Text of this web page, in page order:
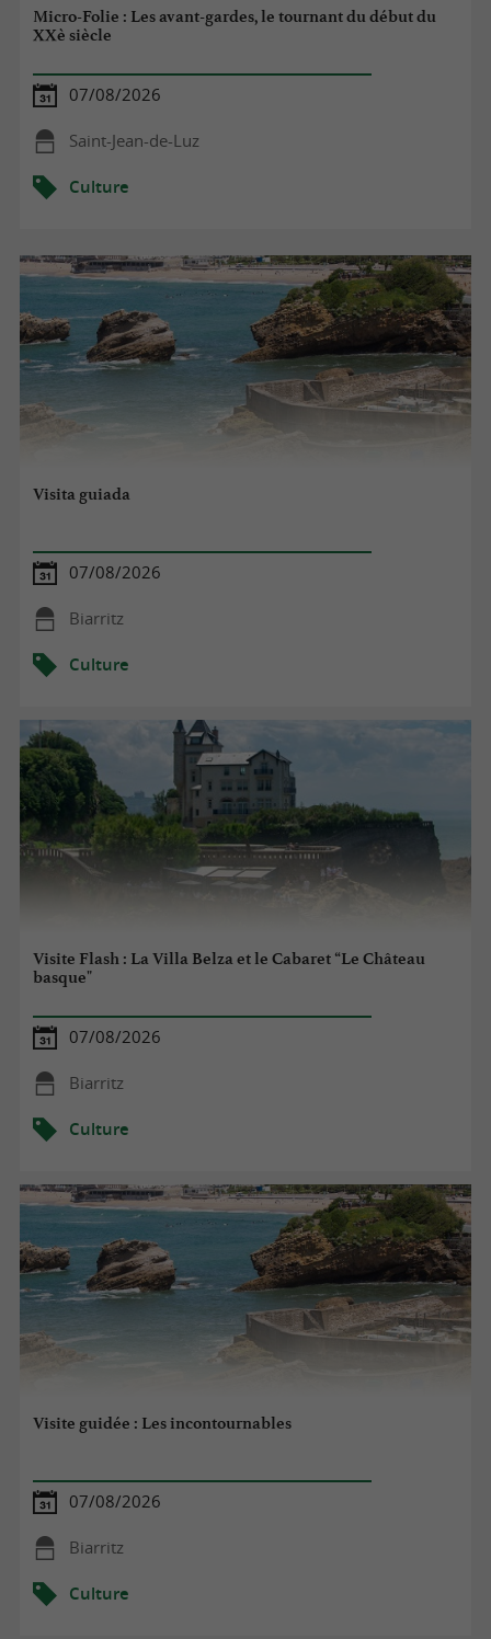
Micro-Folie : Les avant-gardes, le tournant du début du
XXè siècle
07/08/2026
Saint-Jean-de-Luz
Culture
Visita guiada
07/08/2026
Biarritz
Culture
Visite Flash : La Villa Belza et le Cabaret “Le Château
basque"
07/08/2026
Biarritz
Culture
Visite guidée : Les incontournables
07/08/2026
Biarritz
Culture